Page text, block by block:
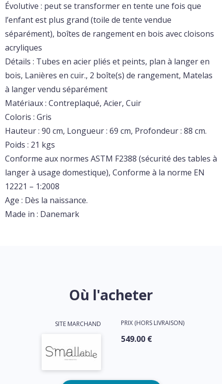
Évolutive : peut se transformer en tente une fois que
l’enfant est plus grand (toile de tente vendue
séparément), boîtes de rangement en bois avec cloisons
acryliques
Détails : Tubes en acier pliés et peints, plan à langer en
bois, Lanières en cuir., 2 boîte(s) de rangement, Matelas
à langer vendu séparément
Matériaux : Contreplaqué, Acier, Cuir
Coloris : Gris
Hauteur : 90 cm, Longueur : 69 cm, Profondeur : 88 cm.
Poids : 21 kgs
Conforme aux normes ASTM F2388 (sécurité des tables à
langer à usage domestique), Conforme à la norme EN
12221 – 1:2008
Age : Dès la naissance.
Made in : Danemark
Où l'acheter
SITE MARCHAND PRIX (HORS LIVRAISON)
549.00 €